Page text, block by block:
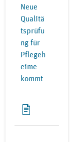
Neue
Qualitä
tsprüfu
ng für
Pflegeh
eime
kommt